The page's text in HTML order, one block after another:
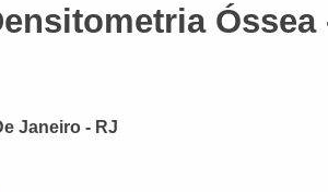
Óssea
Janeiro - RJ